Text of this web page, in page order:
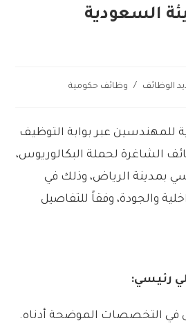
السعودية
الوظائف / وظائف حكومية
للمهندسين عبر بوابة التوظيف
الشاغرة لحملة البكالوريوس،
بمدينة الرياض، وذلك في
والجودة، وفقاً للتفاصيل
رئيسي:
في التخصصات الموضحة أدناه.